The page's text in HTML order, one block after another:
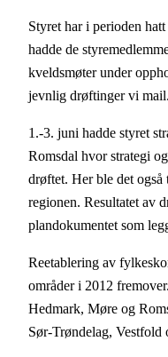
Styret har i perioden
hadde de
kveldsmøter under
jevnlig drøftinger vi mail.
1.-3. juni hadde styret
Romsdal hvor strategi
drøftet. Her ble det
regionen. Resultatet av
plandokumentet som
Reetablering av
områder i 2012
Hedmark, Møre og
Sør-Trøndelag,